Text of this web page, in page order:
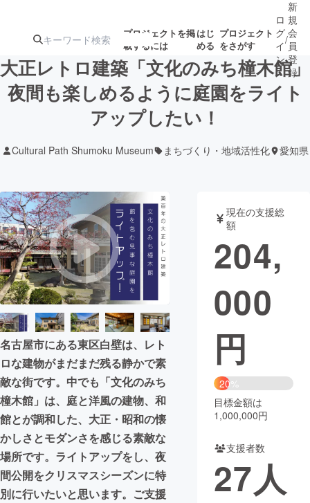
プロジェクトを掲
載するには
はじ
める
プロジェクト
をさがす
注目のリ 注目の新着プロ募集終了が近いプ
テクノロジー・ガジェット
映像・映画 書籍・雑誌
ビジネス・起業 チャレンジ
まちづくり・地域活性化
CAMPFIRE for Social Good
CAMPFIRE Creation
CAMPFIREふるさと納税machi-ya コミュニティ
ロ
グ
イ
ン
/
新
規
会
員
登
録
大正レトロ建築「文化のみち橦木館」
夜間も楽しめるように庭園をライト
アップしたい！
Cultural Path Shumoku Museum まちづくり・地域活性化 愛知県
名古屋市にある東区白壁は、レト
ロな建物がまだまだ残る静かで素
敵な街です。中でも「文化のみち
橦木館」は、庭と洋風の建物、和
館とが調和した、大正・昭和の懐
かしさとモダンさを感じる素敵な
場所です。ライトアップをし、夜
間公開をクリスマスシーズンに特
別に行いたいと思います。ご支援
現在の支援総
額
204,
000
円
20%
目標金額は
1,000,000円
支援者数
27人